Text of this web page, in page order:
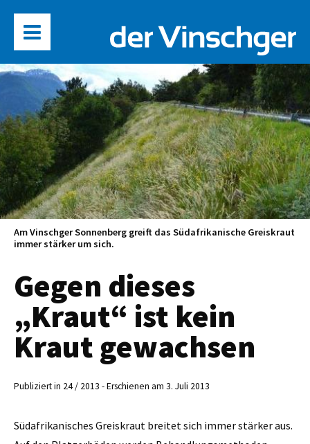
Am Vinschger Sonnenberg greift das Südafrikanische Greiskraut
immer stärker um sich.
Gegen dieses
„Kraut“ ist kein
Kraut gewachsen
Publiziert in 24 / 2013 - Erschienen am 3. Juli 2013
Südafrikanisches Greiskraut breitet sich immer stärker aus.